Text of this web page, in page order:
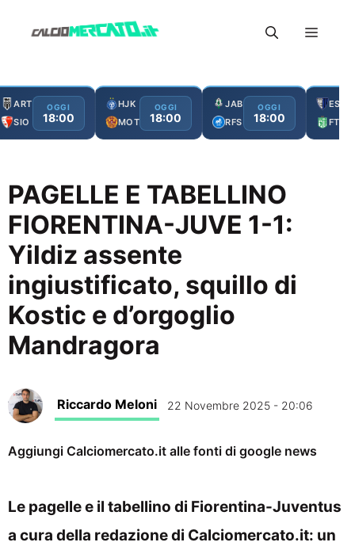
Menu
ART
SIO
OGGI
18:00
HJK
MOT
OGGI
18:00
JAB
RFS
OGGI
18:00
ESC
FTA
PAGELLE E TABELLINO
FIORENTINA-JUVE 1-1:
Yildiz assente
ingiustificato, squillo di
Kostic e d’orgoglio
Mandragora
Riccardo Meloni 22 Novembre 2025 - 20:06
Aggiungi Calciomercato.it alle fonti di google news
Le pagelle e il tabellino di Fiorentina-Juventus
a cura della redazione di Calciomercato.it: un